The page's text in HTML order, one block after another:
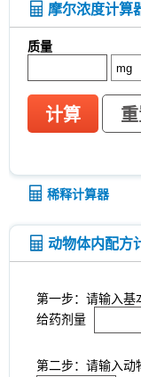
摩尔浓度计算
质量
计算
稀释计算器
动物体内配方
第一步：请输入基
给药剂量
第二步：请输入动